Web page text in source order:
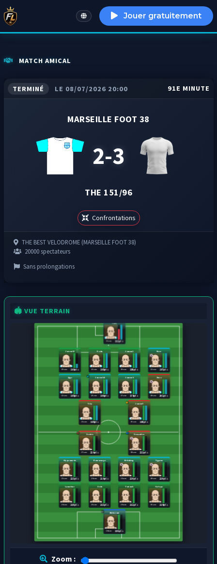
English Jouer gratuitement
MATCH AMICAL
TERMINÉ LE 08/07/2026 20:00 91E MINUTE
MARSEILLE FOOT 38
2-3
THE 151/96
Confrontations
THE BEST VELODROME (MARSEILLE FOOT 38)
20000 spectateurs
Sans prolongations
🏟️ VUE TERRAIN
212 pts
21 ans
Joueur13
169 pts
29 ans
Dodu
198 pts
22 ans
Joueur2
180 pts
28 ans
Kaze
197 pts
22 ans
Zyge
195 pts
22 ans
Joueur14
196 pts
25 ans
Joueur6
179 pts
27 ans
Xiwo
201 pts
20 ans
Tely
194 pts
21 ans
Joueur9
190 pts
25 ans
Alakazam
220 pts
24 ans
Lamatine
210 pts
26 ans
Zodo
213 pts
21 ans
Tortank
212 pts
26 ans
Galopa
214 pts
25 ans
Hypnomade
223 pts
21 ans
Roucarnage
219 pts
26 ans
Nidoking
220 pts
26 ans
Tygnon
220 pts
30 ans
Dodrio
226 pts
27 ans
Dracaufeu
222 pts
30 ans
Zoom :